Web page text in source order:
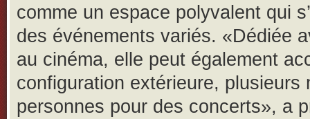
comme un espace polyvalent qui
des événements variés. «Dédiée
au cinéma, elle peut également
configuration extérieure, plusieurs
personnes pour des concerts», a